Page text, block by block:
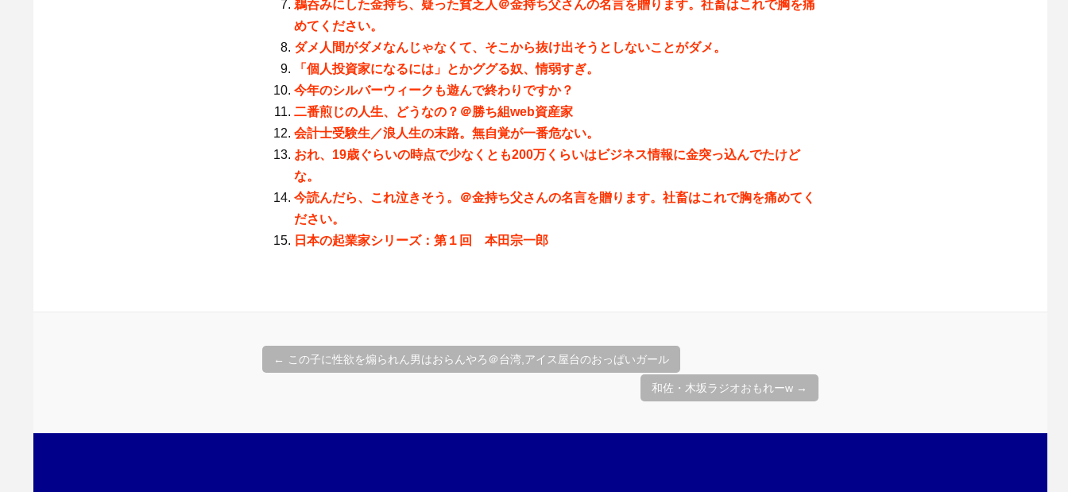
鵜呑みにした金持ち、疑った貧乏人＠金持ち父さんの名言を贈ります。社畜はこれで胸を痛
めてください。
ダメ人間がダメなんじゃなくて、そこから抜け出そうとしないことがダメ。
「個人投資家になるには」とかググる奴、情弱すぎ。
今年のシルバーウィークも遊んで終わりですか？
二番煎じの人生、どうなの？＠勝ち組web資産家
会計士受験生／浪人生の末路。無自覚が一番危ない。
おれ、19歳ぐらいの時点で少なくとも200万くらいはビジネス情報に金突っ込んでたけど
な。
今読んだら、これ泣きそう。＠金持ち父さんの名言を贈ります。社畜はこれで胸を痛めてく
ださい。
日本の起業家シリーズ：第１回 本田宗一郎
← この子に性欲を煽られん男はおらんやろ＠台湾,アイス屋台のおっぱいガール
和佐・木坂ラジオおもれーw →